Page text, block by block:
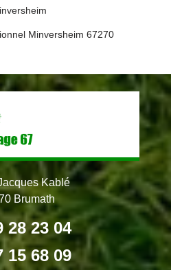
Minversheim 67270
Kablé
Brumath
28 23 04
15 68 09